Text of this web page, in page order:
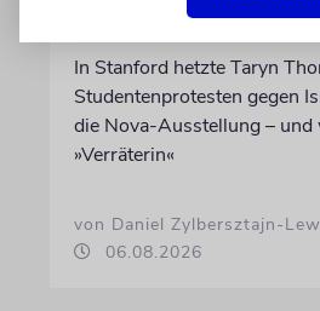
Seitenwechsel
In Stanford hetzte Taryn
Studentenprotesten gegen
die Nova-Ausstellung – und
»Verräterin«
von Daniel Zylbersztajn-
06.08.2026